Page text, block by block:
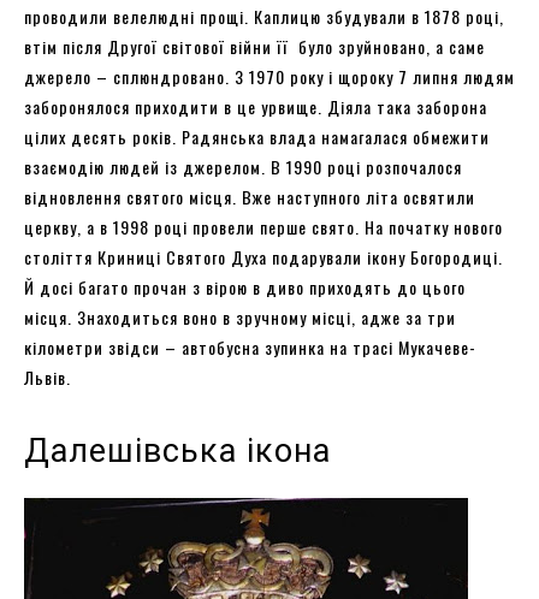
проводили велелюдні прощі. Каплицю збудували в 1878 році,
втім після Другої світової війни її було зруйновано, а саме
джерело – сплюндровано. З 1970 року і щороку 7 липня людям
заборонялося приходити в це урвище. Діяла така заборона
цілих десять років. Радянська влада намагалася обмежити
взаємодію людей із джерелом. В 1990 році розпочалося
відновлення святого місця. Вже наступного літа освятили
церкву, а в 1998 році провели перше свято. На початку нового
століття Криниці Святого Духа подарували ікону Богородиці.
Й досі багато прочан з вірою в диво приходять до цього
місця. Знаходиться воно в зручному місці, адже за три
кілометри звідси – автобусна зупинка на трасі Мукачеве-
Львів.
Далешівська ікона